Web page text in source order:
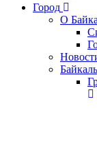
Город
О